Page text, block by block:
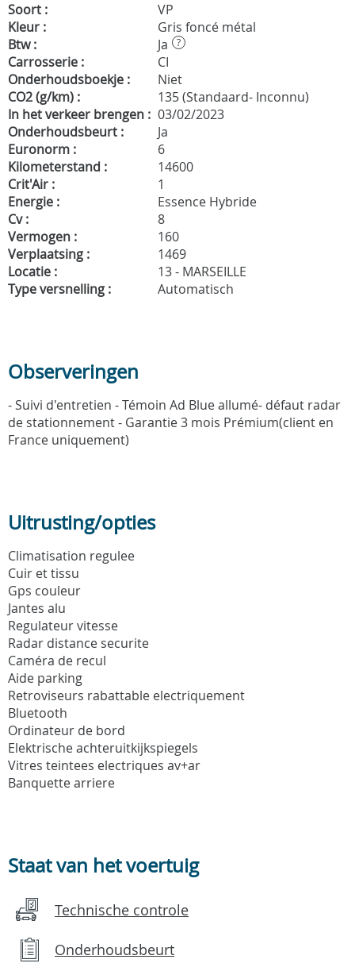
Soort :
VP
Kleur :
Gris foncé métal
Btw :
Ja ?
Carrosserie :
CI
Onderhoudsboekje :
Niet
CO2 (g/km) :
135 (Standaard- Inconnu)
In het verkeer brengen : 03/02/2023
Onderhoudsbeurt :
Ja
Euronorm :
6
Kilometerstand :
14600
Crit'Air :
1
Energie :
Essence Hybride
Cv :
8
Vermogen :
160
Verplaatsing :
1469
Locatie :
13 - MARSEILLE
Type versnelling :
Automatisch
Observeringen
- Suivi d'entretien - Témoin Ad Blue allumé- défaut radar
de stationnement - Garantie 3 mois Prémium(client en
France uniquement)
Uitrusting/opties
Climatisation regulee
Cuir et tissu
Gps couleur
Jantes alu
Regulateur vitesse
Radar distance securite
Caméra de recul
Aide parking
Retroviseurs rabattable electriquement
Bluetooth
Ordinateur de bord
Elektrische achteruitkijkspiegels
Vitres teintees electriques av+ar
Banquette arriere
Staat van het voertuig
Technische controle
Onderhoudsbeurt